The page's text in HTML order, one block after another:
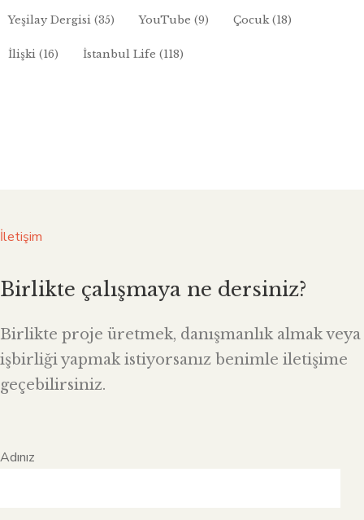
Yeşilay Dergisi (35) YouTube (9) Çocuk(18)
İlişki (16) İstanbul Life (118)
İletişim
Birlikte çalışmaya ne dersiniz?
Birlikte proje üretmek, danışmanlık almak veya
işbirliği yapmak istiyorsanız benimle iletişime
geçebilirsiniz.
Adınız